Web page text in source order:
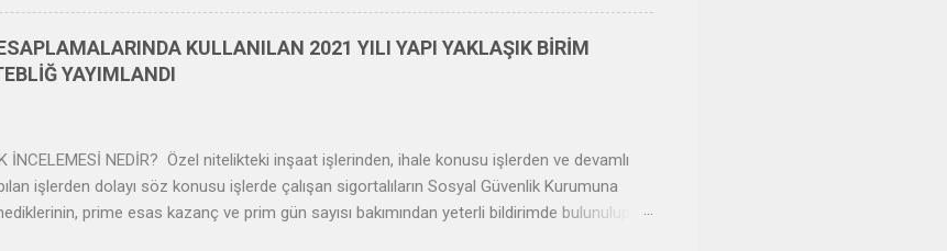
korur ve toplumda kendilerine yaraşır bir hayat seviyesi sağlar. Devlet, sakatların
sağlayıcı tedbirleri alır. Yaşlılar, Devletçe korunur, Yaşlılara Devlet yardımı ve
kanunla düzenlenir....
KULLANILAN 2021 YILI YAPI YAKLAŞIK BİRİM
YAYIMLANDI
İNCELEMESİ NEDİR? Özel nitelikteki inşaat işlerinden, ihale konusu işlerden ve devamlı
işlerden dolayı söz konusu işlerde çalışan sigortalıların Sosyal Güvenlik Kurumuna
prime esas kazanç ve prim gün sayısı bakımından yeterli bildirimde bulunulup